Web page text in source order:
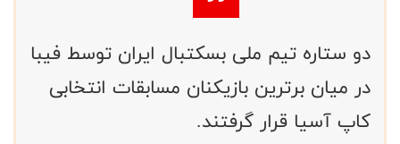
دو ستاره تیم ملی بسکتبال ایران توسط فیبا
در میان برترین بازیکنان مسابقات انتخابی
کاپ آسیا قرار گرفتند.